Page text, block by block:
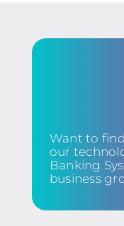
Want to
our
Banking
business